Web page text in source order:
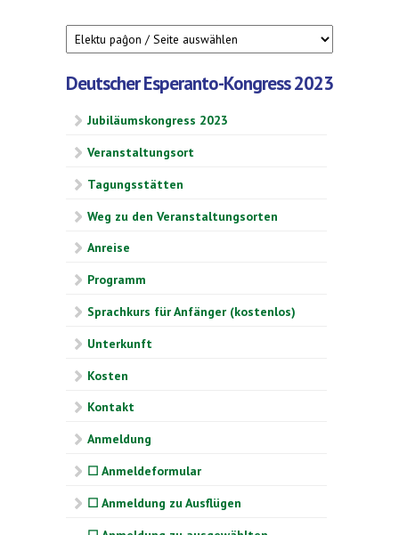
Deutscher Esperanto-Kongress 2023
Jubiläumskongress 2023
Veranstaltungsort
Tagungsstätten
Weg zu den Veranstaltungsorten
Anreise
Programm
Sprachkurs für Anfänger (kostenlos)
Unterkunft
Kosten
Kontakt
Anmeldung
☐ Anmeldeformular
☐ Anmeldung zu Ausflügen